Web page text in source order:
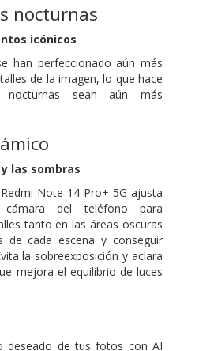
nocturnas
icónicos
han perfeccionado aún más
de la imagen, lo que hace
sean aún más
las sombras
Note 14 Pro+ 5G ajusta
cámara del teléfono para
tanto en las áreas oscuras
de cada escena y conseguir
la sobreexposición y aclara
mejora el equilibrio de luces
deseado de tus fotos con AI